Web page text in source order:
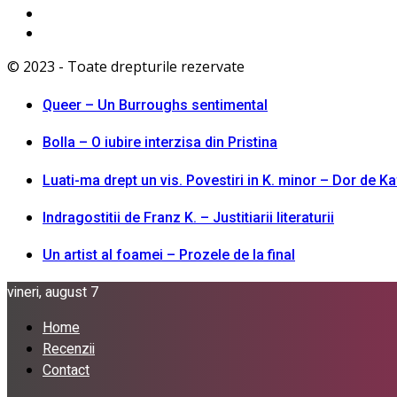
© 2023 - Toate drepturile rezervate
Queer – Un Burroughs sentimental
Bolla – O iubire interzisa din Pristina
Luati-ma drept un vis. Povestiri in K. minor – Dor de
Indragostitii de Franz K. – Justitiarii literaturii
Un artist al foamei – Prozele de la final
vineri, august 7
Home
Recenzii
Contact